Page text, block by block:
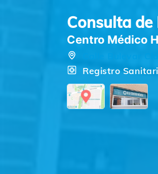
Consulta
Centro Médico
Registro